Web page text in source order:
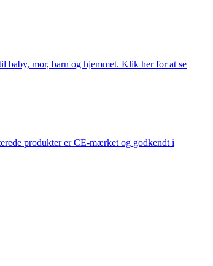
baby, mor, barn og hjemmet. Klik her for at se
produkter er CE-mærket og godkendt i